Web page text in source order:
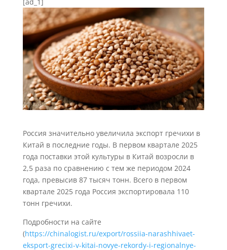
Россия значительно увеличила экспорт гречихи в
Китай в последние годы. В первом квартале 2025
года поставки этой культуры в Китай возросли в
2,5 раза по сравнению с тем же периодом 2024
года, превысив 87 тысяч тонн. Всего в первом
квартале 2025 года Россия экспортировала 110
тонн гречихи.
Подробности на сайте
(https://chinalogist.ru/export/rossiia-narashhivaet-
eksport-grecixi-v-kitai-novye-rekordy-i-regionalnye-